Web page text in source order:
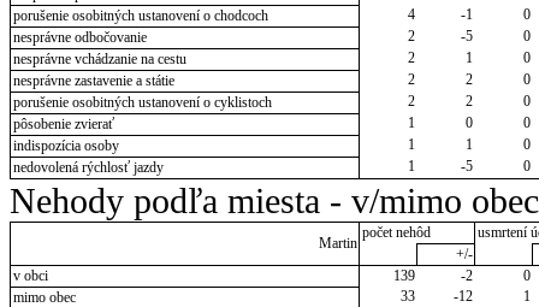
porušenie osobitných ustanovení o chodcoch
4 -1
0
nesprávne odbočovanie
2 -5
0
nesprávne vchádzanie na cestu
2 1
0
nesprávne zastavenie a státie
2 2
0
porušenie osobitných ustanovení o cyklistoch
2 2
0
pôsobenie zvierať
1 0
0
indispozícia osoby
1 1
0
nedovolená rýchlosť jazdy
1 -5 0
Nehody podľa miesta - v/mimo obec
Martin
počet nehôd
usmrtení
+/-
v obci
139 -2
0
mimo obec
33 -12
1